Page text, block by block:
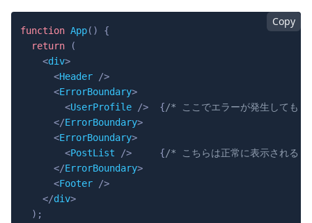
Copy
function App( )
{
return
(
<div>
<Header
/>
<ErrorBoundary>
<UserProfile /> {/* ここでエラーが発生しても
</ErrorBoundary>
<ErrorBoundary>
<PostList /> {/* こちらは正常に表示される
</ErrorBoundary>
<Footer
/>
</div>
) ;